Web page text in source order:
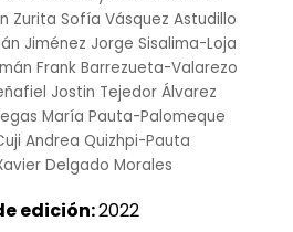
Zurita Sofía Vásquez Astudillo
Jiménez Jorge Sisalima-Loja
Frank Barrezueta-Valarezo
Jostin Tejedor Álvarez
María Pauta-Palomeque
Andrea Quizhpi-Pauta
Delgado Morales
edición:2022